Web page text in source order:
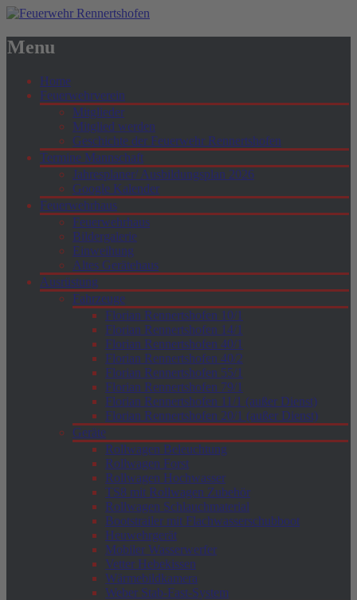
Menu
Home
Feuerwehrverein
Mitglieder
Mitglied werden
Geschichte der Feuerwehr Rennertshofen
Termine Mannschaft
Jahresplaner/ Ausbildungsplan 2026
Google Kalender
Feuerwehrhaus
Feuerwehrhaus
Bildergalerie
Einweihung
Altes Gerätehaus
Ausrüstung
Fahrzeuge
Florian Rennertshofen 10/1
Florian Rennertshofen 14/1
Florian Rennertshofen 40/1
Florian Rennertshofen 40/2
Florian Rennertshofen 55/1
Florian Rennertshofen 79/1
Florian Rennertshofen 11/1 (außer Dienst)
Florian Rennertshofen 20/1 (außer Dienst)
Geräte
Rollwagen Beleuchtung
Rollwagen Forst
Rollwagen Hochwasser
TS8 mit Rollwagen Zubehör
Rollwagen Schlauchmaterial
Bootstrailer mit Flachwasserschubboot
Heuwehrgerät
Mobiler Wasserwerfer
Vetter Hebekissen
Wärmebildkamera
Weber Stab-Fast-System